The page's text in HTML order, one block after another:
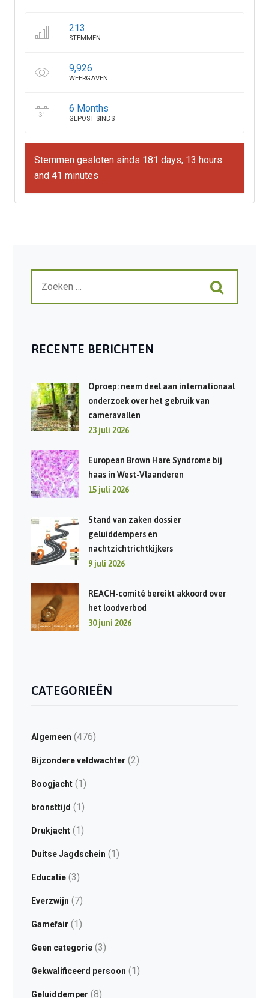
213
STEMMEN
9,926
WEERGAVEN
6 Months
GEPOST SINDS
Stemmen gesloten sinds 181 days, 13 hours
and 41 minutes
RECENTE BERICHTEN
Oproep: neem deel aan internationaal
onderzoek over het gebruik van
cameravallen
23 juli 2026
European Brown Hare Syndrome bij
haas in West-Vlaanderen
15 juli 2026
Stand van zaken dossier
geluiddempers en
nachtzichtrichtkijkers
9 juli 2026
REACH-comité bereikt akkoord over
het loodverbod
30 juni 2026
CATEGORIEËN
Algemeen (476)
Bijzondere veldwachter (2)
Boogjacht(1)
bronsttijd (1)
Drukjacht(1)
Duitse Jagdschein (1)
Educatie(3)
Everzwijn (7)
Gamefair (1)
Geen categorie(3)
Gekwalificeerd persoon (1)
Geluiddemper (8)